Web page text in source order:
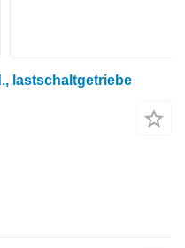
lastschaltgetriebe